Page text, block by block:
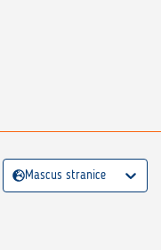
Mascus stranice